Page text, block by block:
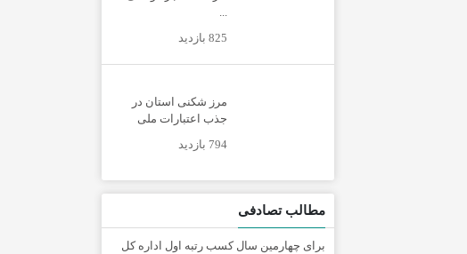
...
825 بازدید
مرز شکنی استان در
جذب اعتبارات ملی
794 بازدید
مطالب تصادفی
برای چهارمین سال کسب رتبه اول اداره کل